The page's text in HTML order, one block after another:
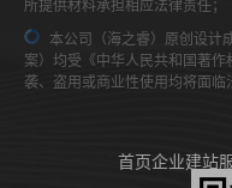
所提供材料承担相应法律责任；
本公司（海之睿）原创设计
案）均受《中华人民共和国著
袭、盗用或商业性使用均将面临
首页企业建站